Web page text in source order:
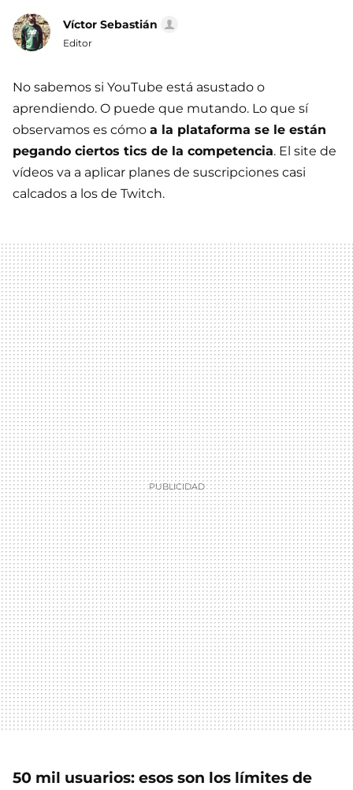
Víctor Sebastián
Editor
No sabemos si YouTube está asustado o
aprendiendo. O puede que mutando. Lo que sí
observamos es cómo a la plataforma se le están
pegando ciertos tics de la competencia. El site de
vídeos va a aplicar planes de suscripciones casi
calcados a los de Twitch.
50 mil usuarios: esos son los límites de